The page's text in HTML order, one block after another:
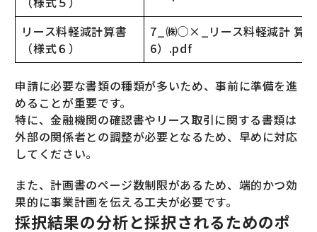
リース料軽減計算書
（様式６）
7_㈱○×_リース料軽減計 算
6）.pdf
申請に必要な書類の種類が多いため、事前に準備を進
めることが重要です。
特に、金融機関の確認書やリース取引に関する書類は
外部の関係者との調整が必要となるため、早めに対応
してください。
また、計画書のページ数制限があるため、端的かつ効
果的に事業計画を伝える工夫が必要です。
採択結果の分析と採択されるためのポ